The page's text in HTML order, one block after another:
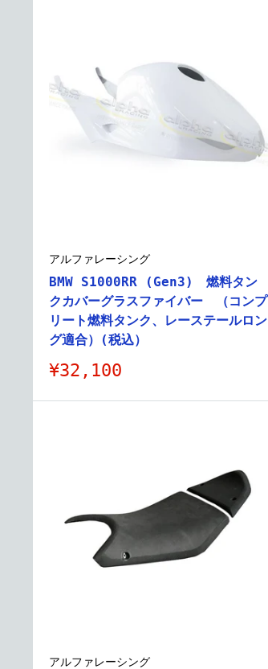
アルファレーシング
BMW S1000RR (Gen3) 燃料タン
クカバーグラスファイバー （コンプ
リート燃料タンク、レーステールロン
グ適合）(税込）
販
価
¥32,100
アルファレーシング